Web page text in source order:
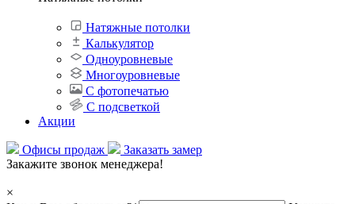
Натяжные потолки
Калькулятор
Одноуровневые
Многоуровневые
С фотопечатью
С подсветкой
Акции
Офисы продаж
Заказать замер
Закажите звонок менеджера!
×